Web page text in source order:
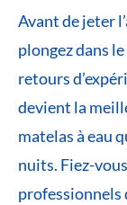
Avant de jeter
plongez dans
retours
devient la
matelas à eau
nuits. Fiez-
professionnels